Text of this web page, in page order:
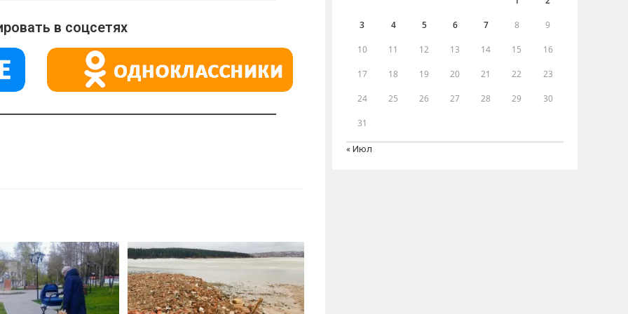
в соцсетях 3 4 5 6 7 8 9
10 11 12 13 14 15 16
17 18 19 20 21 22 23
24 25 26 27 28 29 30
31
« Июл